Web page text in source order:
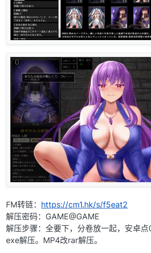
FM转链： https://cm1.hk/s/f5eat2
解压密码：GAME@GAME
解压步骤：全要下，分卷放一起，安卓
exe解压。MP4改rar解压。